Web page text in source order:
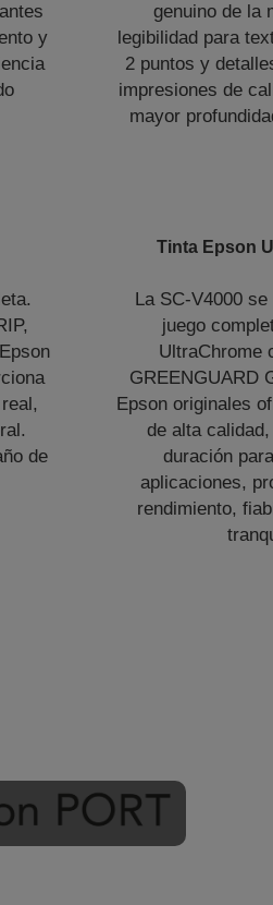
y
genuino de la
legibilidad para
2 puntos y
impresiones de
mayor
de
Tinta Epson
La SC-V4000
juego
UltraChrome
GREENGUARD
Epson originales
de alta
duración
aplicaciones,
rendimiento,